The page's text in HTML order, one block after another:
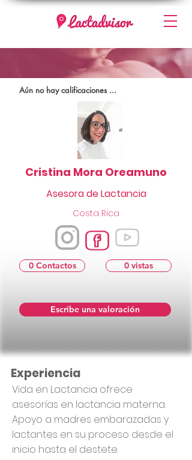
Aún no hay calificaciones ...
Escribe una valoración
0 Contactos
Costa Rica
Cristina Mora Oreamuno
Asesora de Lactancia
0 vistas
Vida en Lactancia ofrece
asesorías en lactancia materna.
Apoyo a madres embarazadas y
lactantes en su proceso desde el
inicio hasta el destete.
Experiencia